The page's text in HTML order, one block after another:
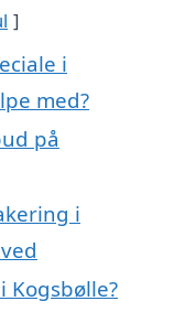
i
med?
på
i
Kogsbølle?